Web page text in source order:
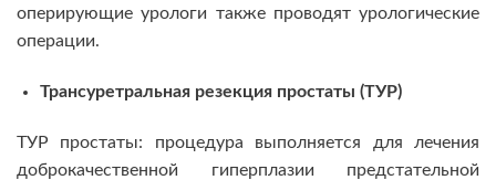
оперирующие урологи также проводят урологические
операции.
Трансуретральная резекция простаты (ТУР)
ТУР простаты: процедура выполняется для лечения
доброкачественной гиперплазии предстательной